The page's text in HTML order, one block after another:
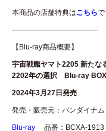
本商品の店舗特典はこちらで
————————————
【Blu-ray商品概要】
宇宙戦艦ヤマト2205 新たな
2202年の選択 Blu-ray
2024年3月27日発売
発売・販売元：バンダイナ
Blu-ray
品番：BCXA-1913